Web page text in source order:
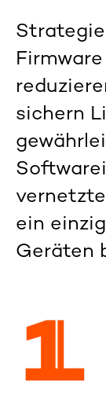
sichern
ein
Geräten